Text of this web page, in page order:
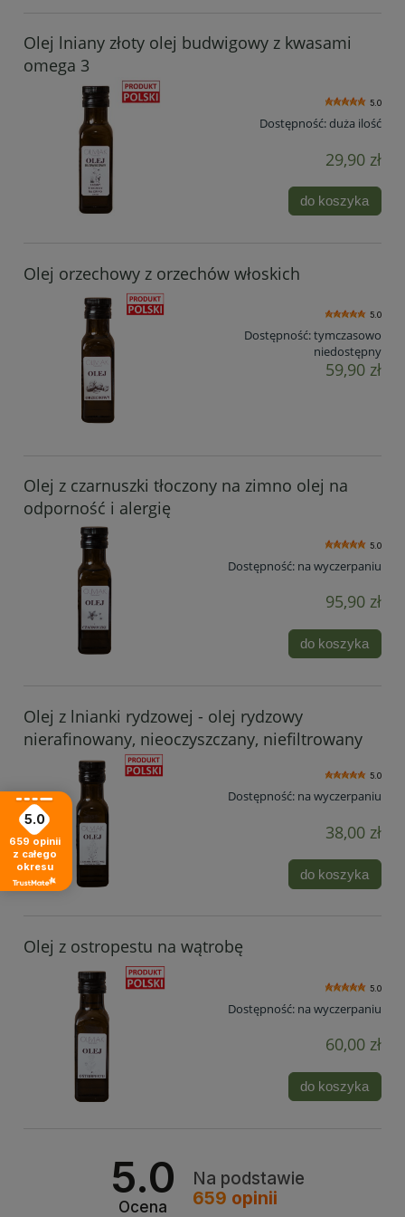
Olej lniany złoty olej budwigowy z kwasami
omega 3
5.0
Dostępność:duża ilość
29,90 zł
do koszyka
Olej orzechowy z orzechów włoskich
5.0
Dostępność:tymczasowo
niedostępny
59,90 zł
Olej z czarnuszki tłoczony na zimno olej na
odporność i alergię
5.0
Dostępność: na wyczerpaniu
95,90 zł
do koszyka
Olej z lnianki rydzowej - olej rydzowy
nierafinowany, nieoczyszczany, niefiltrowany
5.0
Dostępność: na wyczerpaniu
38,00 zł
do koszyka
Olej z ostropestu na wątrobę
5.0
Dostępność: na wyczerpaniu
60,00 zł
do koszyka
5.0
Ocena
Na podstawie
659 opinii
5.0
659 opinii
z całego
okresu